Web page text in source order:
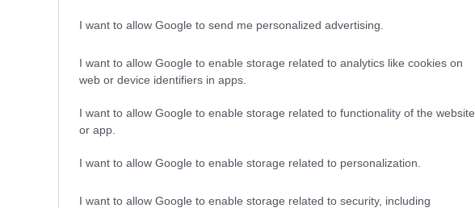
I want to allow Google to send me personalized advertising.
I want to allow Google to enable storage related to analytics like cookies on
web or device identifiers in apps.
I want to allow Google to enable storage related to functionality of the website
or app.
I want to allow Google to enable storage related to personalization.
I want to allow Google to enable storage related to security, including